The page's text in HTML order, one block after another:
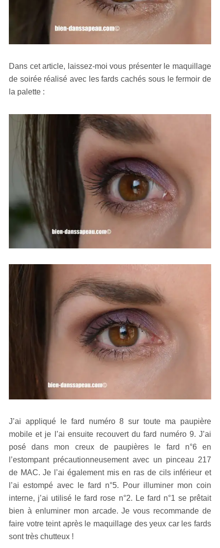
Dans cet article, laissez-moi vous présenter le maquillage
de soirée réalisé avec les fards cachés sous le fermoir de
la palette :
J’ai appliqué le fard numéro 8 sur toute ma paupière
mobile et je l’ai ensuite recouvert du fard numéro 9. J’ai
posé dans mon creux de paupières le fard n°6 en
l’estompant précautionneusement avec un pinceau 217
de MAC. Je l’ai également mis en ras de cils inférieur et
l’ai estompé avec le fard n°5. Pour illuminer mon coin
interne, j’ai utilisé le fard rose n°2. Le fard n°1 se prêtait
bien à enluminer mon arcade. Je vous recommande de
faire votre teint après le maquillage des yeux car les fards
sont très chutteux !